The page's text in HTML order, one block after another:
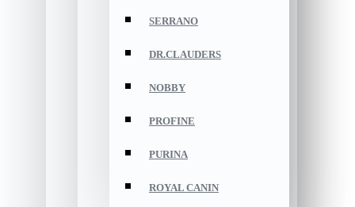
SERRANO
DR.CLAUDERS
NOBBY
PROFINE
PURINA
ROYAL CANIN